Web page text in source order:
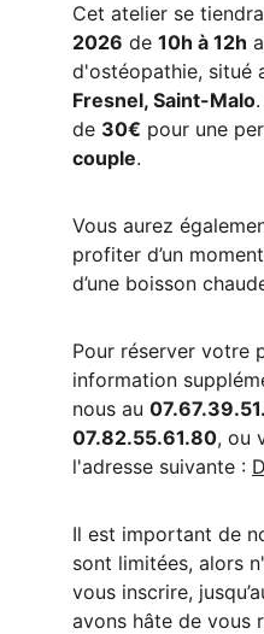
Cet atelier se
2026 de 10h à 12h
d'ostéopathie, situé
Fresnel, Saint-Malo
de 30€ pour une
couple.
Vous aurez
profiter d’un
d’une boisson
Pour réserver votre
information
nous au
07.82.55.61.80, ou
l'adresse suivante :
Il est important de
sont limitées, alors
vous inscrire,
avons hâte de vous